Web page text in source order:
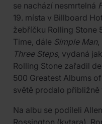
se nachází nesmrtelná
19. místa v Billboard
žebříčku Rolling Stone
Time, dále Simple Man,
Three Steps, vydaná
Rolling Stone zařadil
500 Greatest Albums
světě prodalo
Na albu se podíleli
Rossington (kytara),